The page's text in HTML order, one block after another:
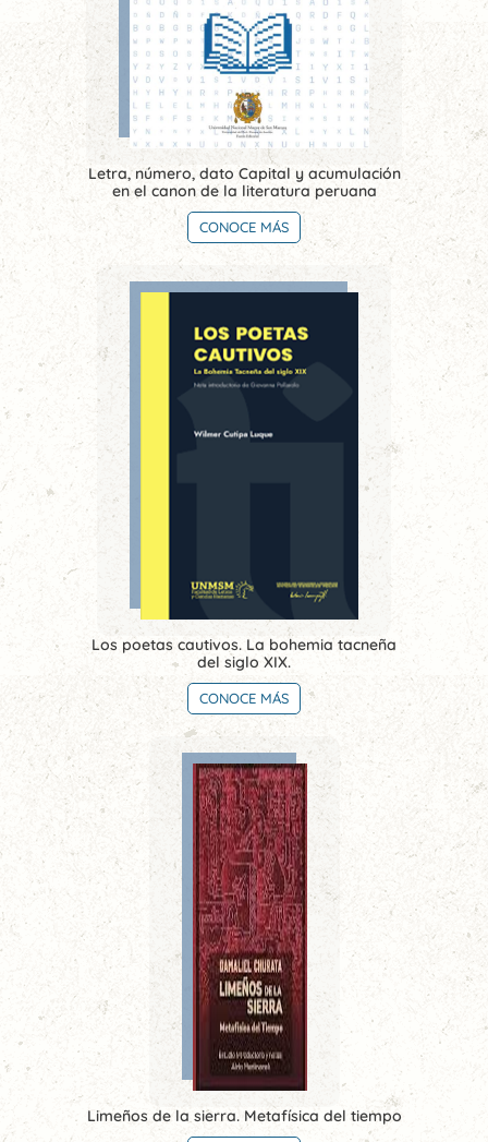
Letra, número, dato Capital y acumulación
en el canon de la literatura peruana
CONOCE MÁS
Los poetas cautivos. La bohemia tacneña
del siglo XIX.
CONOCE MÁS
Limeños de la sierra. Metafísica del tiempo